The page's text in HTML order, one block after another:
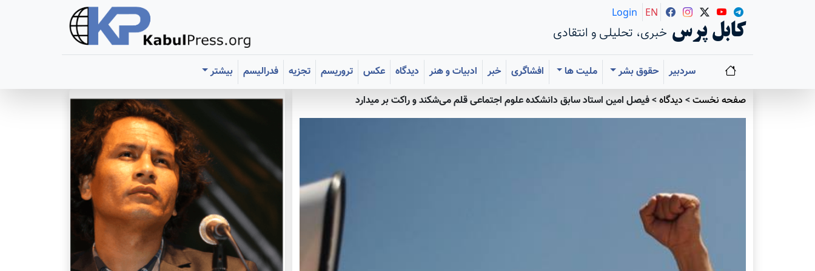
کابل پرس خبری، تحلیلی و انتقادی
Login EN
سردبیر حقوق بشر ملیت ها افشاگری خبر ادبیات و هنر دیدگاه عکس تروریسم تجزیه فدرالیسم
بیشتر
صفحه نخست> دیدگاه>فیصل امین استاد سابق دانشکده علوم اجتماعی قلم می‌شکند و راکت بر میدارد